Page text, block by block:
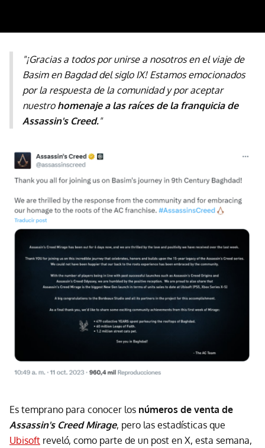
"¡Gracias a todos por unirse a nosotros en el viaje de
Basim en Bagdad del siglo IX! Estamos emocionados
por la respuesta de la comunidad y por aceptar
nuestro homenaje a las raíces de la franquicia de
Assassin's Creed."
Es temprano para conocer los números de venta de
Assassin's Creed Mirage, pero las estadísticas que
Ubisoft reveló, como parte de un post en X, esta semana,